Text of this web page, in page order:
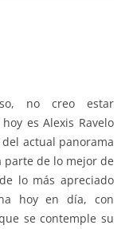
no creo estar
es Alexis Ravelo
actual panorama
parte de lo mejor de
lo más apreciado
hoy en día, con
se contemple su